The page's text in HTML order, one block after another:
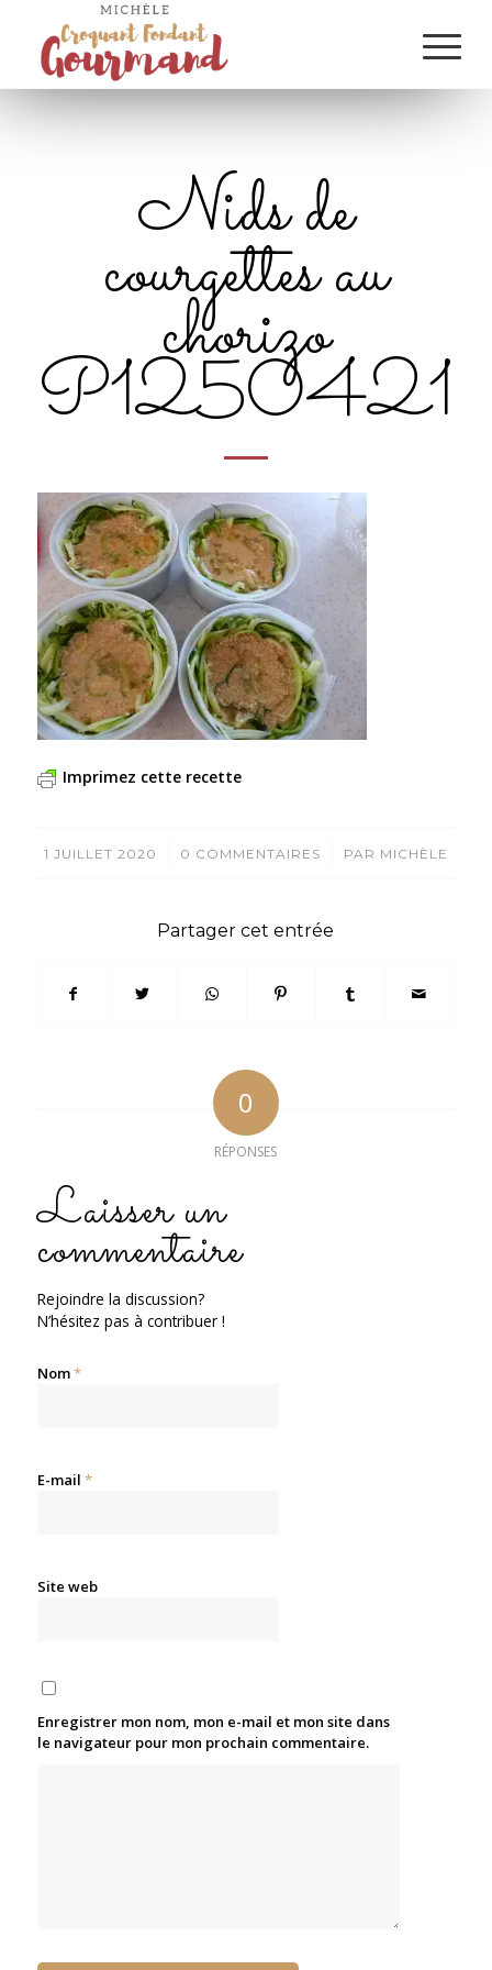
Nids de
courgettes au
chorizo
P1250421
Imprimez cette recette
1 JUILLET 2020
/ 0 COMMENTAIRES
/ PAR MICHÈLE
Partager cet entrée
0
RÉPONSES
Laisser un
commentaire
Rejoindre la discussion?
N’hésitez pas à contribuer !
Nom*
E-mail *
Site web
Enregistrer mon nom, mon e-mail et mon site dans
le navigateur pour mon prochain commentaire.